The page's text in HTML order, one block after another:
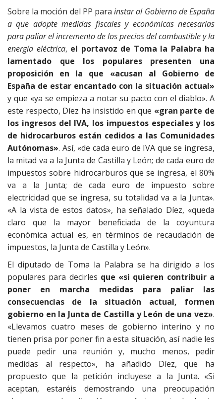
Sobre la moción del PP parainstar al Gobierno de España
a que adopte medidas fiscales y económicas necesarias
para paliar el incremento de los precios del combustible y la
energía eléctrica, el portavoz de Toma la Palabra ha
lamentado que los populares presenten una
proposición en la que «acusan al Gobierno de
España de estar encantado con la situación actual»
y que «ya se empieza a notar su pacto con el diablo». A
este respecto, Díez ha insistido en que «gran parte de
los ingresos del IVA, los impuestos especiales y los
de hidrocarburos están cedidos a las Comunidades
Autónomas». Así, «de cada euro de IVA que se ingresa,
la mitad va a la Junta de Castilla y León; de cada euro de
impuestos sobre hidrocarburos que se ingresa, el 80%
va a la Junta; de cada euro de impuesto sobre
electricidad que se ingresa, su totalidad va a la Junta».
«A la vista de estos datos», ha señalado Díez, «queda
claro que la mayor beneficiada de la coyuntura
económica actual es, en términos de recaudación de
impuestos, la Junta de Castilla y León».
El diputado de Toma la Palabra se ha dirigido a los
populares para decirles que «si quieren contribuir a
poner en marcha medidas para paliar las
consecuencias de la situación actual, formen
gobierno en la Junta de Castilla y León de una vez».
«Llevamos cuatro meses de gobierno interino y no
tienen prisa por poner fin a esta situación, así nadie les
puede pedir una reunión y, mucho menos, pedir
medidas al respecto», ha añadido Díez, que ha
propuesto que la petición incluyese a la Junta. «Si
aceptan, estaréis demostrando una preocupación